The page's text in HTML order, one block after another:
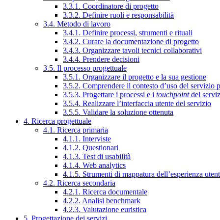
3.3.1. Coordinatore di progetto
3.3.2. Definire ruoli e responsabilità
3.4. Metodo di lavoro
3.4.1. Definire processi, strumenti e rituali
3.4.2. Curare la documentazione di progetto
3.4.3. Organizzare tavoli tecnici collaborativi
3.4.4. Prendere decisioni
3.5. Il processo progettuale
3.5.1. Organizzare il progetto e la sua gestione
3.5.2. Comprendere il contesto d’uso del servizio
3.5.3. Progettare i processi e i touchpointdel
3.5.4. Realizzare l’interfaccia utente del servizio
3.5.5. Validare la soluzione ottenuta
4. Ricerca progettuale
4.1. Ricerca primaria
4.1.1. Interviste
4.1.2. Questionari
4.1.3. Test di usabilità
4.1.4. Web analytics
4.1.5. Strumenti di mappatura dell’esperienza
4.2. Ricerca secondaria
4.2.1. Ricerca documentale
4.2.2. Analisi benchmark
4.2.3. Valutazione euristica
5. Progettazione dei servizi